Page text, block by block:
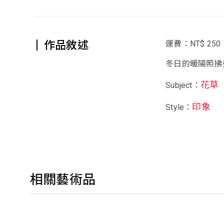
作品敘述 運費：NT$ 250
冬日的暖陽照
Subject： 花草
Style：印象
相關藝術品